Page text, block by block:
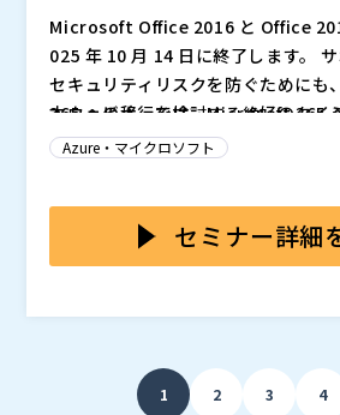
Microsoft Office 2016 と Office
025 年 10 月 14 日に終了します。
セキュリティリスクを防ぐためにも
365 への移行を検討する絶好のタイ
本ウェビナーでは、Microsoft 365
現できる 「業務効率の向上」 「コス
どのように解決されるかをご紹介し
連の最新情報や、CSP での販売方法
からの技術支援内容についてもご案
トを知りたいエンドユーザー様も是
講演資料をプレゼント
サポート終了に伴う顧客アプローチ
・Microsoft 365 の魅力をわかりや
Azure・マイクロソフト
セミナー詳細
1 2 3 4